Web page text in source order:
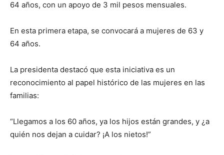
64 años, con un apoyo de 3 mil pesos mensuales.
En esta primera etapa, se convocará a mujeres de 63 y
64 años.
La presidenta destacó que esta iniciativa es un
reconocimiento al papel histórico de las mujeres en las
familias:
“Llegamos a los 60 años, ya los hijos están grandes, y ¿a
quién nos dejan a cuidar? ¡A los nietos!”